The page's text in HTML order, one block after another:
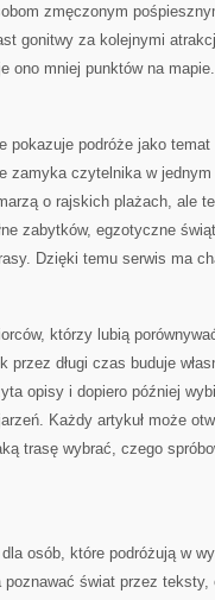
zmęczonym
gonitwy za kolejnymi
ono mniej punktów na mapie.
pokazuje podróże jako
zamyka czytelnika w
o rajskich plażach, ale
zabytków, egzotyczne
Dzięki temu serwis ma
którzy lubią
przez długi czas buduje
opisy i dopiero później
Każdy artykuł może
trasę wybrać, czego
osób, które podróżują w
świat przez